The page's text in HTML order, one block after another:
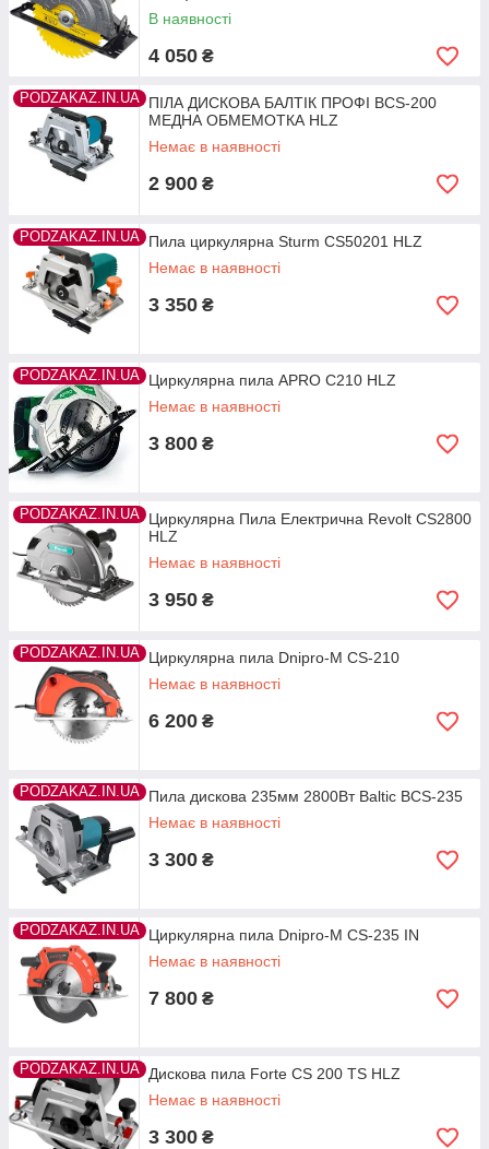
В наявності
4 050 ₴
PODZAKAZ.IN.UA ПІЛА ДИСКОВА БАЛТІК ПРОФІ BCS-200
МЕДНА ОБМЕМОТКА HLZ
Немає в наявності
2 900 ₴
PODZAKAZ.IN.UA Пила циркулярна Sturm CS50201 HLZ
Немає в наявності
3 350 ₴
PODZAKAZ.IN.UA Циркулярна пила APRO С210 HLZ
Немає в наявності
3 800 ₴
PODZAKAZ.IN.UA Циркулярна Пила Електрична Revolt CS2800
HLZ
Немає в наявності
3 950 ₴
PODZAKAZ.IN.UA Циркулярна пила Dnipro-M CS-210
Немає в наявності
6 200 ₴
PODZAKAZ.IN.UA Пила дискова 235мм 2800Вт Baltic BCS-235
Немає в наявності
3 300 ₴
PODZAKAZ.IN.UA Циркулярна пила Dnipro-M CS-235 IN
Немає в наявності
7 800 ₴
PODZAKAZ.IN.UA Дискова пила Forte CS 200 TS HLZ
Немає в наявності
3 300 ₴